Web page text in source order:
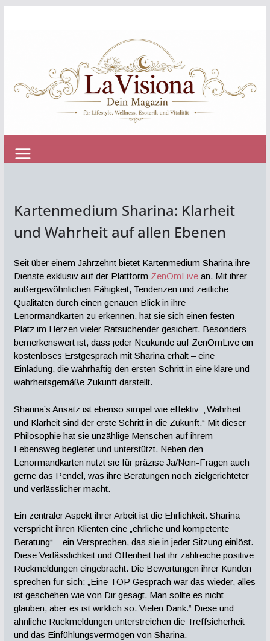
Kartenmedium Sharina: Klarheit
und Wahrheit auf allen Ebenen
Seit über einem Jahrzehnt bietet Kartenmedium Sharina ihre
Dienste exklusiv auf der Plattform ZenOmLivean. Mit ihrer
außergewöhnlichen Fähigkeit, Tendenzen und zeitliche
Qualitäten durch einen genauen Blick in ihre
Lenormandkarten zu erkennen, hat sie sich einen festen
Platz im Herzen vieler Ratsuchender gesichert. Besonders
bemerkenswert ist, dass jeder Neukunde auf ZenOmLive ein
kostenloses Erstgespräch mit Sharina erhält – eine
Einladung, die wahrhaftig den ersten Schritt in eine klare und
wahrheitsgemäße Zukunft darstellt.
Sharina’s Ansatz ist ebenso simpel wie effektiv: „Wahrheit
und Klarheit sind der erste Schritt in die Zukunft.“ Mit dieser
Philosophie hat sie unzählige Menschen auf ihrem
Lebensweg begleitet und unterstützt. Neben den
Lenormandkarten nutzt sie für präzise Ja/Nein-Fragen auch
gerne das Pendel, was ihre Beratungen noch zielgerichteter
und verlässlicher macht.
Ein zentraler Aspekt ihrer Arbeit ist die Ehrlichkeit. Sharina
verspricht ihren Klienten eine „ehrliche und kompetente
Beratung“ – ein Versprechen, das sie in jeder Sitzung einlöst.
Diese Verlässlichkeit und Offenheit hat ihr zahlreiche positive
Rückmeldungen eingebracht. Die Bewertungen ihrer Kunden
sprechen für sich: „Eine TOP Gespräch war das wieder, alles
ist geschehen wie von Dir gesagt. Man sollte es nicht
glauben, aber es ist wirklich so. Vielen Dank.“ Diese und
ähnliche Rückmeldungen unterstreichen die Treffsicherheit
und das Einfühlungsvermögen von Sharina.